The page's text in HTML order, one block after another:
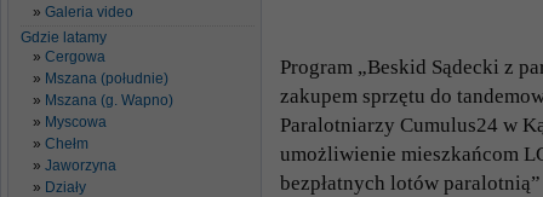
Galeria video
Gdzie latamy
Cergowa
Mszana (południe)
Mszana (g. Wapno)
Myscowa
Chełm
Jaworzyna
Działy
Program „Beskid Sądecki z
zakupem sprzętu do
Paralotniarzy Cumulus24 w
umożliwienie mieszkańcom
bezpłatnych lotów